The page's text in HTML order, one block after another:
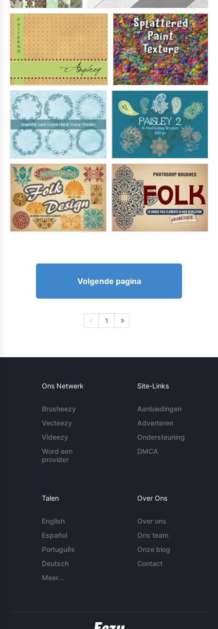
Volgende pagina
1
Ons Netwerk
Brusheezy
Vecteezy
Videezy
Word een
provider
Site-Links
Aanbiedingen
Adverteren
Ondersteuning
DMCA
Talen
English
Español
Português
Deutsch
Meer...
Over Ons
Over ons
Ons team
Onze blog
Contact